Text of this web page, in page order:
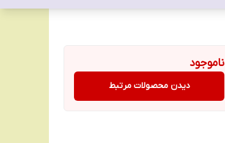
ناموجود
دیدن محصولات مرتبط